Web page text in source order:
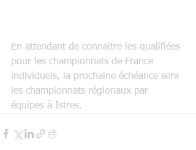
En attendant de connaitre les qualifiées
pour les championnats de France
individuels, la prochaine échéance sera
les championnats régionaux par
équipes à Istres.